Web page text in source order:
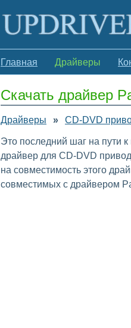
Главная Драйверы
Скачать драйвер
Драйверы » CD-DVD
Это последний шаг на пути
драйвер для CD-DVD
на совместимость этого
совместимых с драйвером